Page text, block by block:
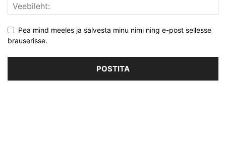
Pea mind meeles ja salvesta minu nimi ning e-post sellesse
brauserisse.